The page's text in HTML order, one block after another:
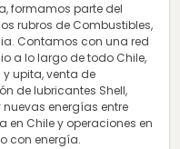
formamos parte del
rubros de Combustibles,
Contamos con una red
a lo largo de todo Chile,
upita, venta de
de lubricantes Shell,
energías entre
en Chile y operaciones en
con energía.